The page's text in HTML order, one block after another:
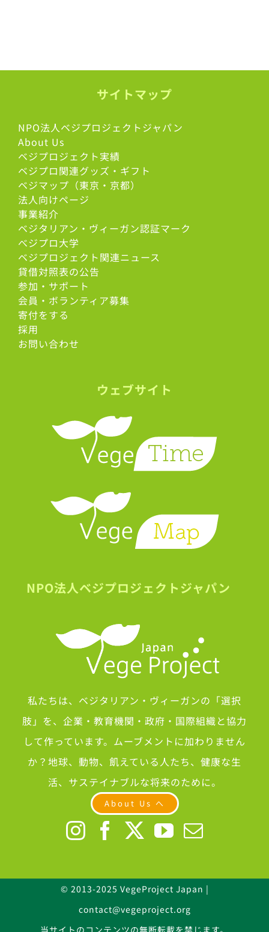
サイトマップ
NPO法人ベジプロジェクトジャパン
About Us
ベジプロジェクト実績
ベジプロ関連グッズ・ギフト
ベジマップ（東京・京都）
法人向けページ
事業紹介
ベジタリアン・ヴィーガン認証マーク
べジプロ大学
ベジプロジェクト関連ニュース
貸借対照表の公告
参加・サポート
会員・ボランティア募集
寄付をする
採用
お問い合わせ
ウェブサイト
NPO法人ベジプロジェクトジャパン
私たちは、ベジタリアン・ヴィーガンの「選択
肢」を、企業・教育機関・政府・国際組織と協力
して作っています。ムーブメントに加わりません
か？地球、動物、飢えている人たち、健康な生
活、サステイナブルな将来のために。
About Us へ
© 2013-2025 VegeProject Japan |
contact@vegeproject.org
当サイトのコンテンツの無断転載を禁じます。